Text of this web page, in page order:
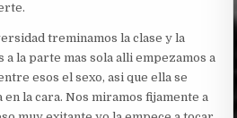
treminamos la clase y la
la parte mas sola alli empezamos a
esos el sexo, asi que ella se
la cara. Nos miramos fijamente a